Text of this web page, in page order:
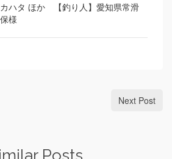
カハタ ほか 【釣り人】愛知県常滑
様
Next Post